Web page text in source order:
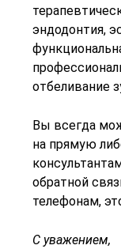
эндодонтия,
отбеливание
Вы всегда
на прямую
обратной
телефонам,
С уважением,